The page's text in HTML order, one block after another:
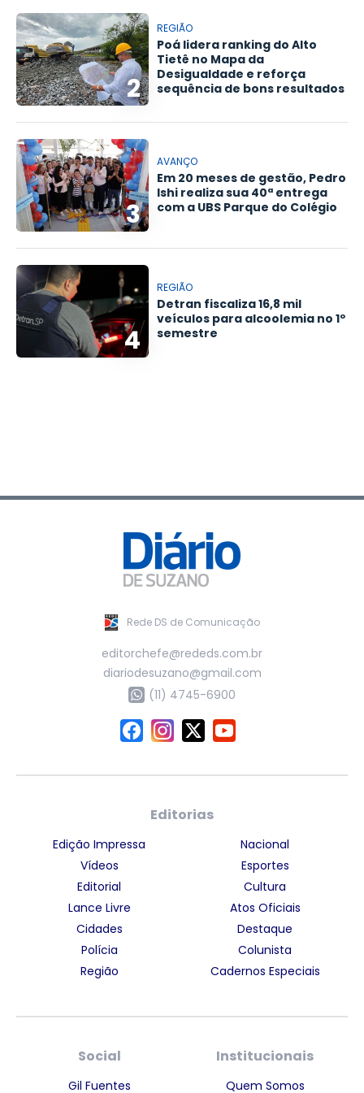
2
REGIÃO
Poá lidera ranking do Alto
Tietê no Mapa da
Desigualdade e reforça
sequência de bons resultados
3
AVANÇO
Em 20 meses de gestão, Pedro
Ishi realiza sua 40ª entrega
com a UBS Parque do Colégio
4
REGIÃO
Detran fiscaliza 16,8 mil
veículos para alcoolemia no 1º
semestre
Rede DS de Comunicação
editorchefe@rededs.com.br
diariodesuzano@gmail.com
(11) 4745-6900
Editorias
Edição Impressa
Vídeos
Editorial
Lance Livre
Cidades
Polícia
Região
Nacional
Esportes
Cultura
Atos Oficiais
Destaque
Colunista
Cadernos Especiais
Social
Gil Fuentes
Institucionais
Quem Somos